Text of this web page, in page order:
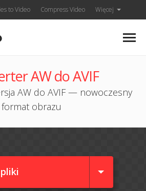
to Video Compress Video Więcej
AW do AVIF
AW do AVIF — nowoczesny
format obrazu